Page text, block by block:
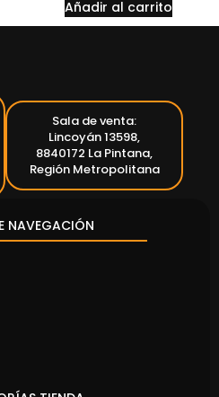
Añadir al carrito
Sala de venta:
Lincoyán 13598,
8840172 La Pintana,
Región Metropolitana
NAVEGACIÓN